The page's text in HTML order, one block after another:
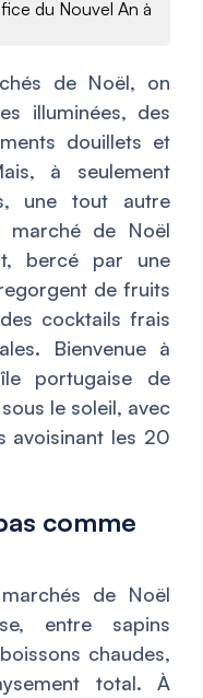
du Nouvel An à
de Noël, on
illuminées, des
douillets et
à seulement
une tout autre
marché de Noël
bercé par une
de fruits
cocktails frais
Bienvenue à
portugaise de
le soleil, avec
avoisinant les 20
comme
de Noël
entre sapins
chaudes,
total. À